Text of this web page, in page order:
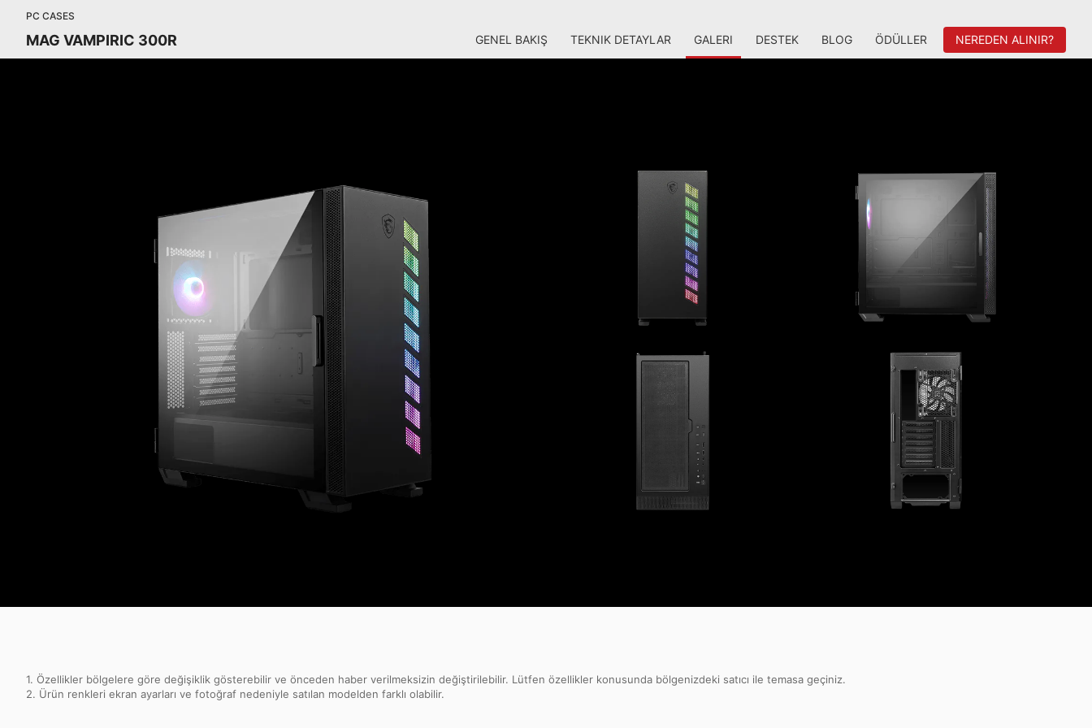
PC CASES
MAG VAMPIRIC 300R GENEL BAKIŞ TEKNIK DETAYLAR GALERI DESTEK BLOG ÖDÜLLER NEREDEN ALINIR?
1. Özellikler bölgelere göre değişiklik gösterebilir ve önceden haber verilmeksizin değiştirilebilir. Lütfen özellikler konusunda bölgenizdeki satıcı ile temasa geçiniz.
2. Ürün renkleri ekran ayarları ve fotoğraf nedeniyle satılan modelden farklı olabilir.